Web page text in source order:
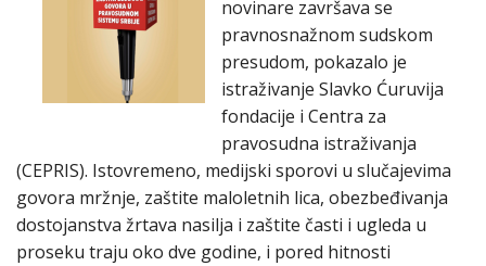
novinare završava se
pravnosnažnom sudskom
presudom, pokazalo je
istraživanje Slavko Ćuruvija
fondacije i Centra za
pravosudna istraživanja
(CEPRIS). Istovremeno, medijski sporovi u slučajevima
govora mržnje, zaštite maloletnih lica, obezbeđivanja
dostojanstva žrtava nasilja i zaštite časti i ugleda u
proseku traju oko dve godine, i pored hitnosti